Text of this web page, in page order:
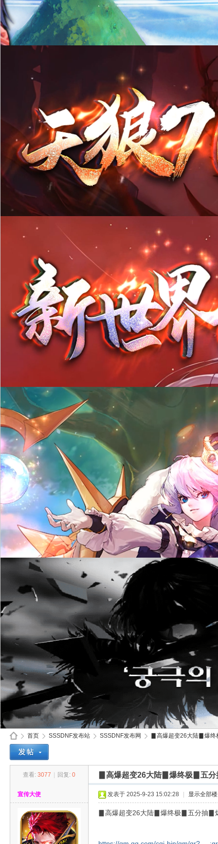
首页
›
SSSDNF发布站 SSSDNF发布网
›
▊高爆超变26大陆▊爆
查看: 3077 回复: 0 ▊高爆超变26大陆▊爆终极▊五
宣传大使 发表于 2025-9-23 15:02:28 显示全部
▊高爆超变26大陆▊爆终极▊五分抽▊